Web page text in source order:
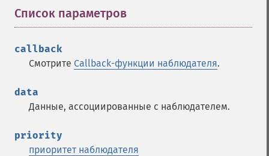
Список параметров
callback
Смотрите Callback-функции наблюдателя.
data
Данные, ассоциированные с наблюдателем.
priority
приоритет наблюдателя